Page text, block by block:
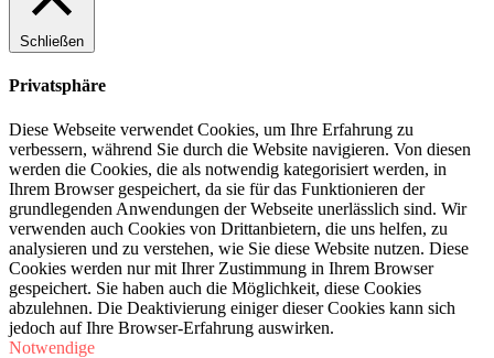
Schließen
Privatsphäre
Diese Webseite verwendet Cookies, um Ihre Erfahrung zu
verbessern, während Sie durch die Website navigieren. Von diesen
werden die Cookies, die als notwendig kategorisiert werden, in
Ihrem Browser gespeichert, da sie für das Funktionieren der
grundlegenden Anwendungen der Webseite unerlässlich sind. Wir
verwenden auch Cookies von Drittanbietern, die uns helfen, zu
analysieren und zu verstehen, wie Sie diese Website nutzen. Diese
Cookies werden nur mit Ihrer Zustimmung in Ihrem Browser
gespeichert. Sie haben auch die Möglichkeit, diese Cookies
abzulehnen. Die Deaktivierung einiger dieser Cookies kann sich
jedoch auf Ihre Browser-Erfahrung auswirken.
Notwendige